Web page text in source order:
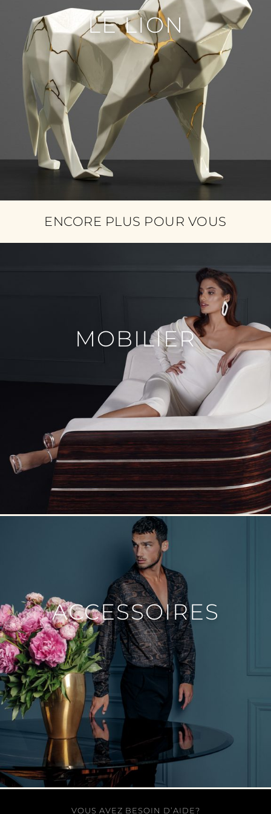
LE LION
ENCORE PLUS POUR VOUS
MOBILIER
ACCESSOIRES
VOUS AVEZ BESOIN D’AIDE?